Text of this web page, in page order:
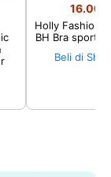
16.002
Holly Fashion♛
BH Bra sport
Beli di